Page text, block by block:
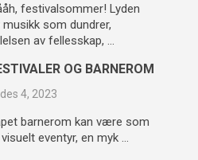
festivalsommer! Lyden
musikk som dundrer,
av fellesskap, …
OG BARNEROM
des 4, 2023
barnerom kan være som
eventyr, en myk …